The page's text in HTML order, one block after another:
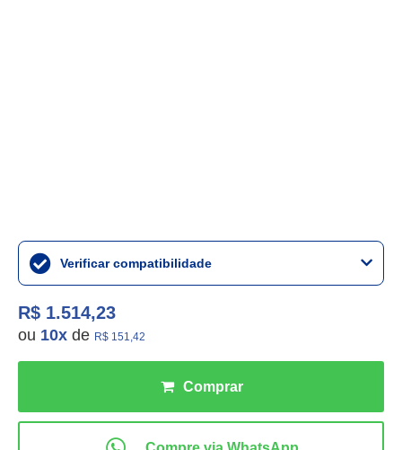
Verificar compatibilidade
R$ 1.514,23
ou 10x de R$ 151,42